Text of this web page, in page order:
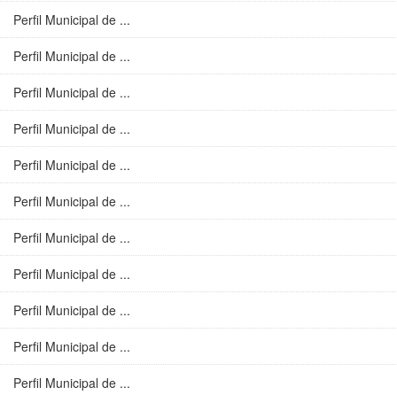
Perfil Municipal de ...
Perfil Municipal de ...
Perfil Municipal de ...
Perfil Municipal de ...
Perfil Municipal de ...
Perfil Municipal de ...
Perfil Municipal de ...
Perfil Municipal de ...
Perfil Municipal de ...
Perfil Municipal de ...
Perfil Municipal de ...